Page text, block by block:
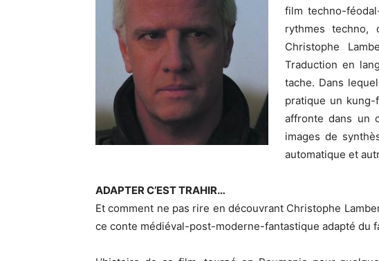
film techno-
rythmes techno,
Christophe
Traduction en
tache. Dans
pratique un
affronte dans un
images de
automatique et
ADAPTER C’EST TRAHIR…
Et comment ne pas rire en découvrant Christophe
ce conte médiéval-post-moderne-fantastique adapté du